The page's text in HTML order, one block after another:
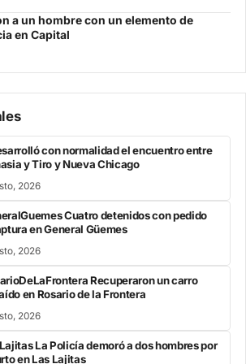
a un hombre con un elemento de
en Capital
con normalidad el encuentro entre
y Tiro y Nueva Chicago
2026
Cuatro detenidos con pedido
en General Güemes
2026
Recuperaron un carro
en Rosario de la Frontera
2026
La Policía demoró a dos hombres por
en Las Lajitas